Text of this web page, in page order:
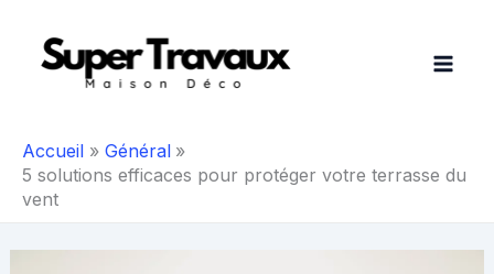
contenu
Accueil
Général
5 solutions efficaces pour protéger votre terrasse du
vent